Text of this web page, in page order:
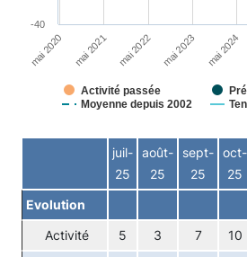
Activité passée
Moyenne depuis 2002
mai 2020 mai 2021 mai 2022 mai 2023 mai 2024
-40
End of interactive chart.
juil-
25
août-
25
sept-
25
oct-
25
Evolution
Activité 5 3 7 10